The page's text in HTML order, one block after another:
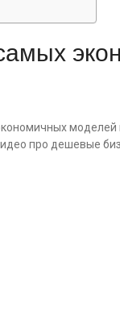
моделей
про дешевые